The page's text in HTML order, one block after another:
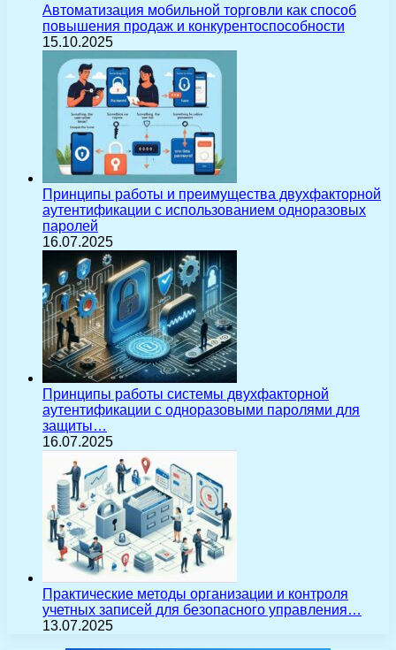
Автоматизация мобильной торговли как способ
повышения продаж и конкурентоспособности
15.10.2025
Принципы работы и преимущества двухфакторной
аутентификации с использованием одноразовых
паролей
16.07.2025
Принципы работы системы двухфакторной
аутентификации с одноразовыми паролями для
защиты…
16.07.2025
Практические методы организации и контроля
учетных записей для безопасного управления…
13.07.2025